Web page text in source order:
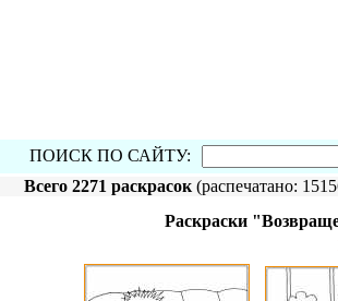
ПОИСК ПО САЙТУ:
Всего 2271 раскрасок (распечатано:
Раскраски